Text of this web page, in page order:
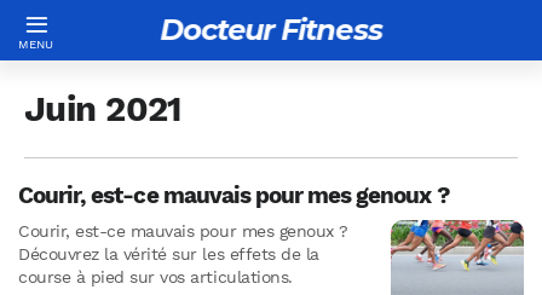
Docteur Fitness
Juin 2021
Courir, est-ce mauvais pour mes genoux ?
Courir, est-ce mauvais pour mes genoux ?
Découvrez la vérité sur les effets de la
course à pied sur vos articulations.